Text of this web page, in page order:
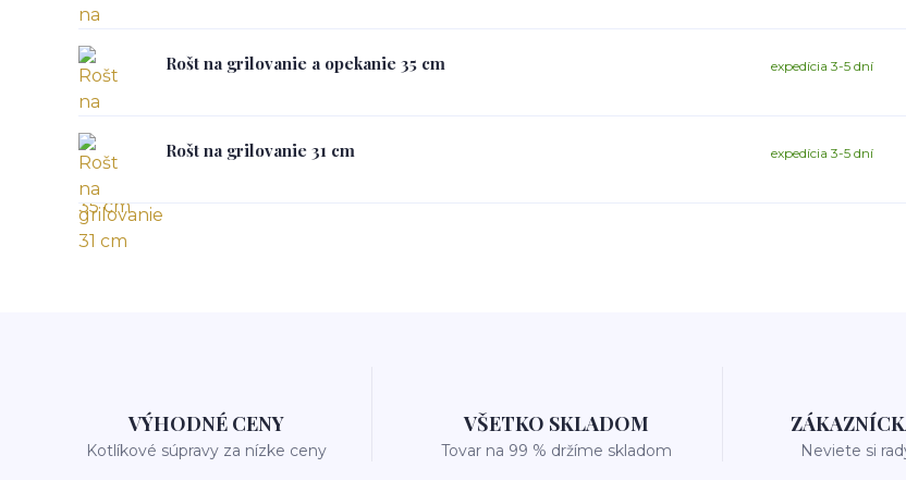
Rošt na grilovanie a opekanie 35 cm expedícia 3-5 dní
Rošt na grilovanie 31 cm expedícia 3-5 dní
VÝHODNÉ CENY
Kotlíkové súpravy za nízke ceny
VŠETKO SKLADOM
Tovar na 99 % držíme skladom Neviete si